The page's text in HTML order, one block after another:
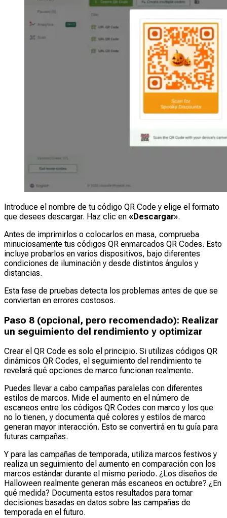
Introduce el nombre de tu código QR Code y elige el formato
que desees descargar. Haz clic en «Descargar».
Antes de imprimirlos o colocarlos en masa, comprueba
minuciosamente tus códigos QR enmarcados QR Codes. Esto
incluye probarlos en varios dispositivos, bajo diferentes
condiciones de iluminación y desde distintos ángulos y
distancias.
Esta fase de pruebas detecta los problemas antes de que se
conviertan en errores costosos.
Paso 8 (opcional, pero recomendado): Realizar
un seguimiento del rendimiento y optimizar
Crear el QR Code es solo el principio. Si utilizas códigos QR
dinámicos QR Codes, el seguimiento del rendimiento te
revelará qué opciones de marco funcionan realmente.
Puedes llevar a cabo campañas paralelas con diferentes
estilos de marcos. Mide el aumento en el número de
escaneos entre los códigos QR Codes con marco y los que
no lo tienen, y documenta qué colores y estilos de marco
generan mayor interacción. Esto se convertirá en tu guía para
futuras campañas.
Y para las campañas de temporada, utiliza marcos festivos y
realiza un seguimiento del aumento en comparación con los
marcos estándar durante el mismo periodo. ¿Los diseños de
Halloween realmente generan más escaneos en octubre? ¿En
qué medida? Documenta estos resultados para tomar
decisiones basadas en datos sobre las campañas de
temporada en el futuro.